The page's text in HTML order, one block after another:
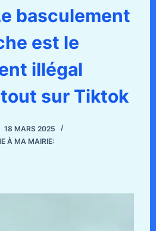
basculement
est le
illégal
tout sur Tiktok
18 MARS 2025
À MA MAIRIE: